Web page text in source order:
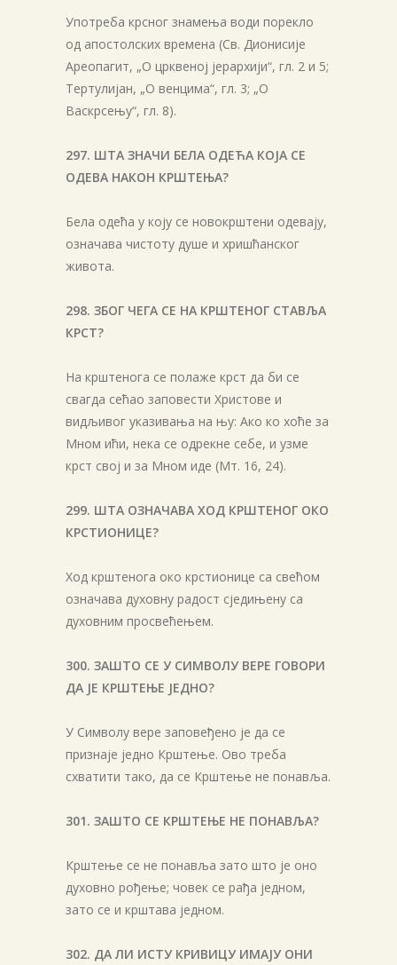
Употреба крсног знамења води порекло
од апостолских времена (Св. Дионисије
Ареопагит, „О црквеној јерархији“, гл. 2 и 5;
Тертулијан, „О венцима“, гл. 3; „О
Васкрсењу“, гл. 8).
297. ШТА ЗНАЧИ БЕЛА ОДЕЋА КОЈА СЕ
ОДЕВА НАКОН КРШТЕЊА?
Бела одећа у коју се новокрштени одевају,
означава чистоту душе и хришћанског
живота.
298. ЗБОГ ЧЕГА СЕ НА КРШТЕНОГ СТАВЉА
КРСТ?
На крштенога се полаже крст да би се
свагда сећао заповести Христове и
видљивог указивања на њу: Ако ко хоће за
Мном ићи, нека се одрекне себе, и узме
крст свој и за Мном иде (Мт. 16, 24).
299. ШТА ОЗНАЧАВА ХОД КРШТЕНОГ ОКО
КРСТИОНИЦЕ?
Ход крштенога око крстионице са свећом
означава духовну радост сједињену са
духовним просвећењем.
300. ЗАШТО СЕ У СИМВОЛУ ВЕРЕ ГОВОРИ
ДА ЈЕ КРШТЕЊЕ ЈЕДНО?
У Символу вере заповеђено је да се
признаје једно Крштење. Ово треба
схватити тако, да се Крштење не понавља.
301. ЗАШТО СЕ КРШТЕЊЕ НЕ ПОНАВЉА?
Крштење се не понавља зато што је оно
духовно рођење; човек се рађа једном,
зато се и крштава једном.
302. ДА ЛИ ИСТУ КРИВИЦУ ИМАЈУ ОНИ